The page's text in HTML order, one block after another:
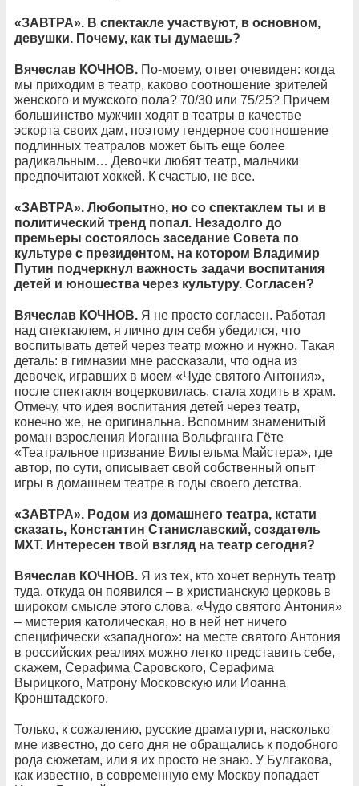
«ЗАВТРА». В спектакле участвуют, в основном,
девушки. Почему, как ты думаешь?
Вячеслав КОЧНОВ. По-моему, ответ очевиден: когда
мы приходим в театр, каково соотношение зрителей
женского и мужского пола? 70/30 или 75/25? Причем
большинство мужчин ходят в театры в качестве
эскорта своих дам, поэтому гендерное соотношение
подлинных театралов может быть еще более
радикальным… Девочки любят театр, мальчики
предпочитают хоккей. К счастью, не все.
«ЗАВТРА». Любопытно, но со спектаклем ты и в
политический тренд попал. Незадолго до
премьеры состоялось заседание Совета по
культуре с президентом, на котором Владимир
Путин подчеркнул важность задачи воспитания
детей и юношества через культуру. Согласен?
Вячеслав КОЧНОВ. Я не просто согласен. Работая
над спектаклем, я лично для себя убедился, что
воспитывать детей через театр можно и нужно. Такая
деталь: в гимназии мне рассказали, что одна из
девочек, игравших в моем «Чуде святого Антония»,
после спектакля воцерковилась, стала ходить в храм.
Отмечу, что идея воспитания детей через театр,
конечно же, не оригинальна. Вспомним знаменитый
роман взросления Иоганна Вольфганга Гёте
«Театральное призвание Вильгельма Майстера», где
автор, по сути, описывает свой собственный опыт
игры в домашнем театре в годы своего детства.
«ЗАВТРА». Родом из домашнего театра, кстати
сказать, Константин Станиславский, создатель
МХТ. Интересен твой взгляд на театр сегодня?
Вячеслав КОЧНОВ. Я из тех, кто хочет вернуть театр
туда, откуда он появился – в христианскую церковь в
широком смысле этого слова. «Чудо святого Антония»
– мистерия католическая, но в ней нет ничего
специфически «западного»: на месте святого Антония
в российских реалиях можно легко представить себе,
скажем, Серафима Саровского, Серафима
Вырицкого, Матрону Московскую или Иоанна
Кронштадского.
Только, к сожалению, русские драматурги, насколько
мне известно, до сего дня не обращались к подобного
рода сюжетам, или я их просто не знаю. У Булгакова,
как известно, в современную ему Москву попадает